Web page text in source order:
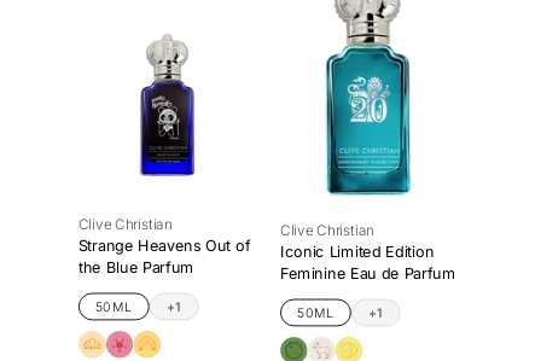
Clive Christian
Strange Heavens Out of
the Blue Parfum
50ML +1
Clive Christian
Iconic Limited Edition
Feminine Eau de Parfum
50ML +1